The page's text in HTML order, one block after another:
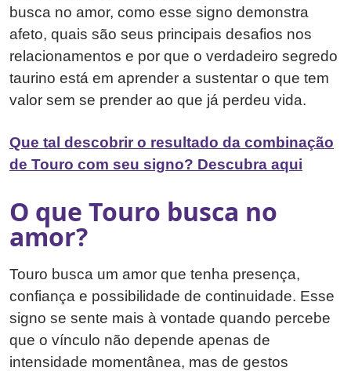
busca no amor, como esse signo demonstra
afeto, quais são seus principais desafios nos
relacionamentos e por que o verdadeiro segredo
taurino está em aprender a sustentar o que tem
valor sem se prender ao que já perdeu vida.
Que tal descobrir o resultado da combinação
de Touro com seu signo? Descubra aqui
O que Touro busca no
amor?
Touro busca um amor que tenha presença,
confiança e possibilidade de continuidade. Esse
signo se sente mais à vontade quando percebe
que o vínculo não depende apenas de
intensidade momentânea, mas de gestos